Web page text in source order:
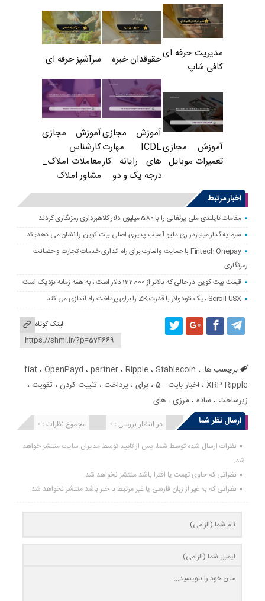
مدیریت حرفه ای
کافی شاپ
حقوقدان خبره سرآشپز حرفه ای
آموزش مجازی
تعمیرات موبایل
آموزش مجازی
ICDL مهارت
های رایانه کار
درجه یک و دو
آموزش مجازی
کارشناس
معاملات املاک_
مشاور املاک
اخبار مرتبط
مقامات تایلندی ملی پرتغالی را با 580 میلیون دلار کلاهبرداری رمزنگاری کردند
سرمایه گذار میلیاردر ری دالیو آسیب پذیری اصلی بیت کوین را نشان می دهد: کد
Fintech Onepay با حمایت والمارت برای راه اندازی خدمات تجارت و حضانت
رمزنگاری
قیمت بیت کوین در حالی که بالاتر از 122،000 دلار است ، به همه زمانه نزدیک است
Scroll USX ، یک نئودولار با قدرت ZK را برای پرداخت راه اندازی می کند
لینک کوتاه
برچسب ها : fiat، OpenPayd ، partner، Ripple ، Stablecoin ،
XRP Ripple ، اخبار بایت - 5 ،برای ،پرداخت ،تثبیت کردن ،تقویت ،
زیرساخت ، ساده ، مرزی ،های
ارسال نظر شما
مجموع نظرات : 0 در انتظار بررسی : 0 انتشار یافته : 0
نظرات ارسال شده توسط شما، پس از تایید توسط مدیران سایت منتشر خواهد
شد.
نظراتی که حاوی تهمت یا افترا باشد منتشر نخواهد شد.
نظراتی که به غیر از زبان فارسی یا غیر مرتبط با خبر باشد منتشر نخواهد شد.